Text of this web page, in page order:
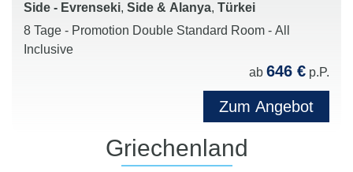
Side - Evrenseki, Side & Alanya, Türkei
8 Tage - Promotion Double Standard Room - All
Inclusive
ab 646 € p.P.
Zum Angebot
Griechenland